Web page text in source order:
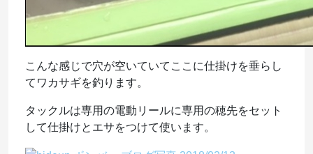
こんな感じで穴が空いていてここに仕掛けを垂らし
てワカサギを釣ります。
タックルは専用の電動リールに専用の穂先をセット
して仕掛けとエサをつけて使います。